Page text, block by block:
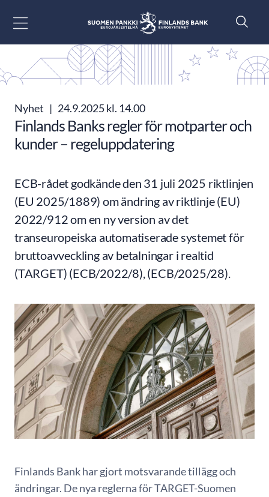
Nyhet | 24.9.2025 kl. 14.00
Finlands Banks regler för motparter och
kunder – regeluppdatering
ECB-rådet godkände den 31 juli 2025 riktlinjen
(EU 2025/1889) om ändring av riktlinje (EU)
2022/912 om en ny version av det
transeuropeiska automatiserade systemet för
bruttoavveckling av betalningar i realtid
(TARGET) (ECB/2022/8), (ECB/2025/28).
Finlands Bank har gjort motsvarande tillägg och
ändringar. De nya reglerna för TARGET-Suomen